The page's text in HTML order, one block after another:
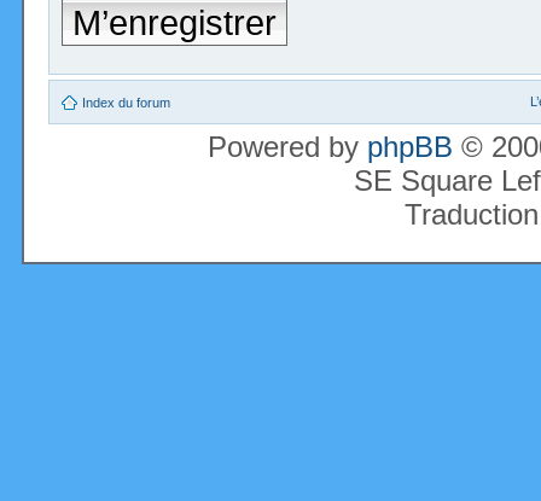
M’enregistrer
Index du forum
Powered by phpBB ©
SE Square